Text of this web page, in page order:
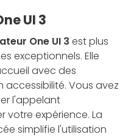
UI 3
One UI 3 est plus
exceptionnels. Elle
avec des
Vous avez
l'appelant
votre expérience. La
simplifie l'utilisation